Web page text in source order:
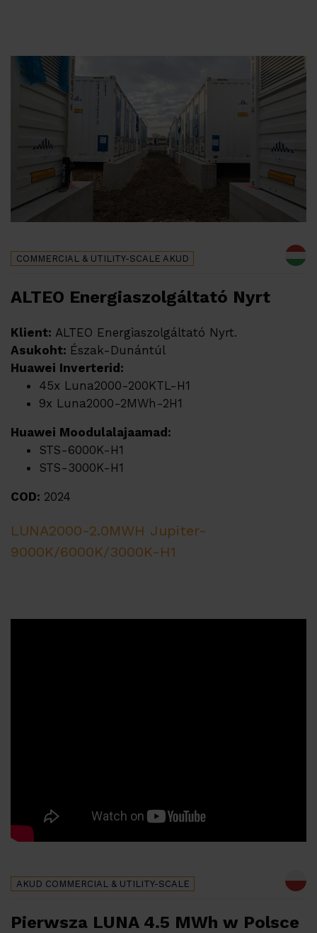
COMMERCIAL & UTILITY-SCALE AKUD
ALTEO Energiaszolgáltató Nyrt
Klient: ALTEO Energiaszolgáltató Nyrt.
Asukoht: Észak-Dunántúl
Huawei Inverterid:
45x Luna2000-200KTL-H1
9x Luna2000-2MWh-2H1
Huawei Moodulalajaamad:
STS-6000K-H1
STS-3000K-H1
COD: 2024
LUNA2000-2.0MWH Jupiter-
9000K/6000K/3000K-H1
AKUD COMMERCIAL & UTILITY-SCALE
Pierwsza LUNA 4.5 MWh w Polsce